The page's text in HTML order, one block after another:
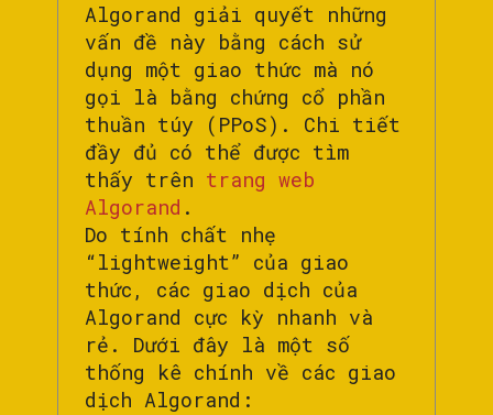
Algorand giải quyết những
vấn đề này bằng cách sử
dụng một giao thức mà nó
gọi là bằng chứng cổ phần
thuần túy (PPoS). Chi tiết
đầy đủ có thể được tìm
thấy trên trang web
Algorand .
Do tính chất nhẹ
“lightweight” của giao
thức, các giao dịch của
Algorand cực kỳ nhanh và
rẻ. Dưới đây là một số
thống kê chính về các giao
dịch Algorand: